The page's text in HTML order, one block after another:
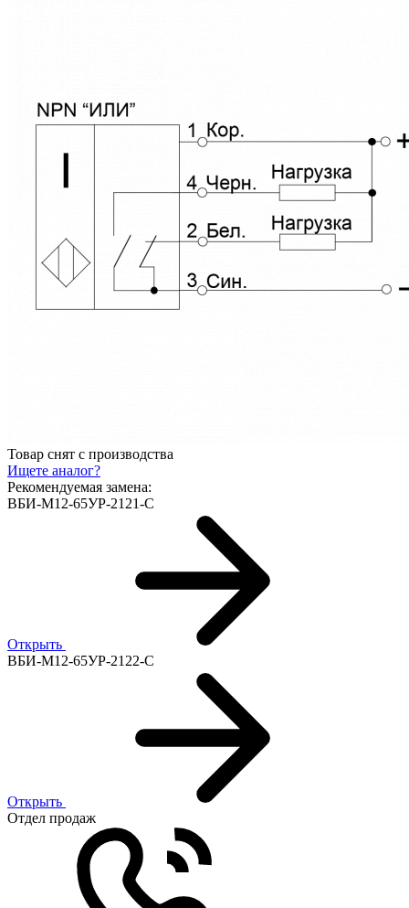
Товар снят с производства
Ищете аналог?
Рекомендуемая замена:
ВБИ-М12-65УР-2121-С
Открыть
ВБИ-М12-65УР-2122-С
Открыть
Отдел продаж